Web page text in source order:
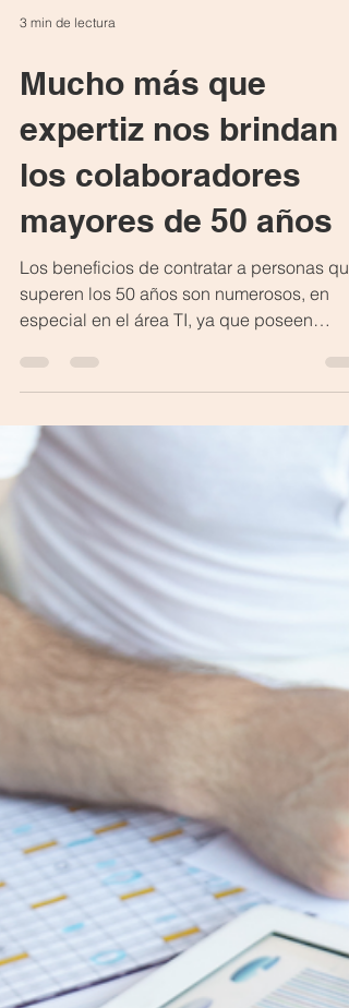
Mucho más que
expertiz nos brindan
los colaboradores
mayores de 50 años
Los beneficios de contratar a personas que
superen los 50 años son numerosos, en
especial en el área TI, ya que poseen